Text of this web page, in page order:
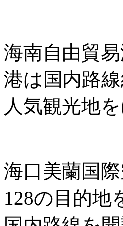
海南自由貿
港は国内路
人気観光地
海口美蘭国
128の目的地